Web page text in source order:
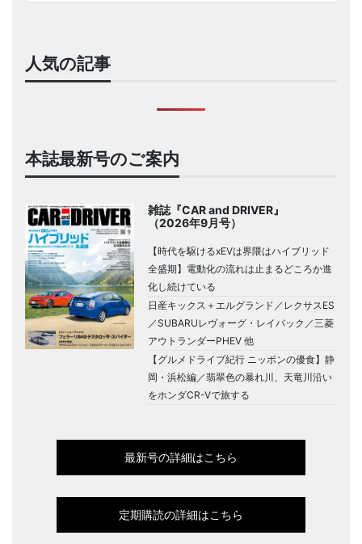
人気の記事
本誌最新号のご案内
雑誌『CAR and DRIVER』
（2026年9月号）
【時代を駆けるxEVは界隈はハイブリッド
全盛期】電動化の流れは止まるどころか進
化し続けている
日産キックス＋エルグランド／レクサスES
／SUBARUレヴォーグ・レイバック／三菱
アウトランダーPHEV 他
【グルメドライブ紀行 ニッポンの優食】静
岡・浜松編／翡翠色の暴れ川、天竜川沿い
をホンダCR-Vで旅する
最新号の詳細はこちら
定期購読の詳細はこちら